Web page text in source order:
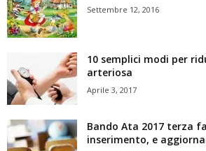
Settembre 12, 2016
10 semplici modi per
arteriosa
Aprile 3, 2017
Bando Ata 2017 terza
inserimento, e